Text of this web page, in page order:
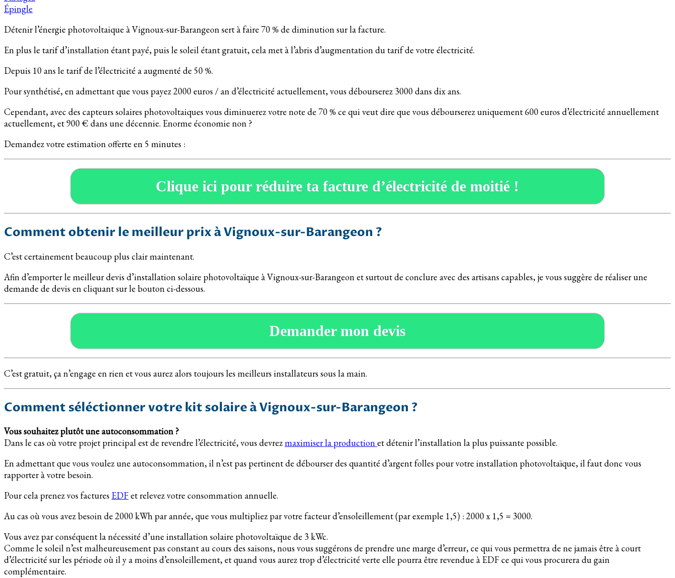
Épingle
Détenir l’énergie photovoltaique à Vignoux-sur-Barangeon sert à faire 70 % de diminution sur la facture.
En plus le tarif d’installation étant payé, puis le soleil étant gratuit, cela met à l’abris d’augmentation du tarif de votre électricité.
Depuis 10 ans le tarif de l’électricité a augmenté de 50 %.
Pour synthétisé, en admettant que vous payez 2000 euros / an d’électricité actuellement, vous débourserez 3000 dans dix ans.
Cependant, avec des capteurs solaires photovoltaiques vous diminuerez votre note de 70 % ce qui veut dire que vous débourserez uniquement 600 euros d’électricité annuellement
actuellement, et 900 € dans une décennie. Enorme économie non ?
Demandez votre estimation offerte en 5 minutes :
Clique ici pour réduire ta facture d’électricité de moitié !
Comment obtenir le meilleur prix à Vignoux-sur-Barangeon ?
C’est certainement beaucoup plus clair maintenant.
Afin d’emporter le meilleur devis d’installation solaire photovoltaïque à Vignoux-sur-Barangeon et surtout de conclure avec des artisans capables, je vous suggère de réaliser une
demande de devis en cliquant sur le bouton ci-dessous.
Demander mon devis
C’est gratuit, ça n’engage en rien et vous aurez alors toujours les meilleurs installateurs sous la main.
Comment séléctionner votre kit solaire à Vignoux-sur-Barangeon ?
Vous souhaitez plutôt une autoconsommation ?
Dans le cas où votre projet principal est de revendre l’électricité, vous devrezmaximiser la productionet détenir l’installation la plus puissante possible.
En admettant que vous voulez une autoconsommation, il n’est pas pertinent de débourser des quantité d’argent folles pour votre installation photovoltaïque, il faut donc vous
rapporter à votre besoin.
Pour cela prenez vos factures EDFet relevez votre consommation annuelle.
Au cas où vous avez besoin de 2000 kWh par année, que vous multipliez par votre facteur d’ensoleillement (par exemple 1,5) : 2000 x 1,5 = 3000.
Vous avez par conséquent la nécessité d’une installation solaire photovoltaïque de 3 kWc.
Comme le soleil n’est malheureusement pas constant au cours des saisons, nous vous suggérons de prendre une marge d’erreur, ce qui vous permettra de ne jamais être à court
d’électricité sur les période où il y a moins d’ensoleillement, et quand vous aurez trop d’électricité verte elle pourra être revendue à EDF ce qui vous procurera du gain
complémentaire.